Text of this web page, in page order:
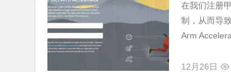
在我们注册
制，从而导
Arm
12月26日